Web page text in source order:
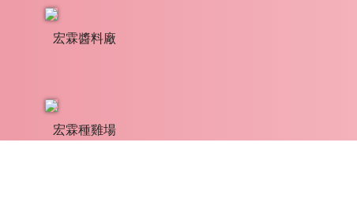
宏霖醬料廠
宏霖種雞場